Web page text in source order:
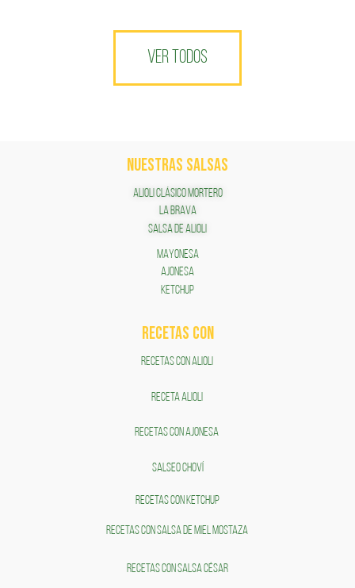
VER TODOS
NUESTRAS SALSAS
ALIOLI CLÁSICO MORTERO
LA BRAVA
SALSA DE ALIOLI
MAYONESA
AJONESA
KETCHUP
RECETAS COn
RECETAS CON ALIOLI
RECETA ALIOLI
RECETAS CON AJONESA
SALSEO CHOVÍ
RECETAS CON KETCHUP
RECETAS CON SALSA DE MIEL MOSTAZA
RECETAS CON SALSA CÉSAR